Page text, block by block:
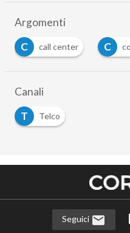
Argomenti
call center C contact
Canali
T
Telco
Seguici